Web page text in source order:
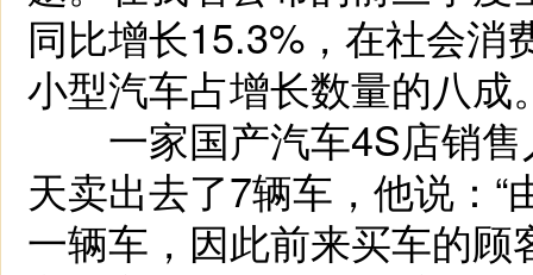
同比增长15.3%，在社会消
小型汽车占增长数量的八
一家国产汽车4S店销售
天卖出去了7辆车，他说：
一辆车，因此前来买车的